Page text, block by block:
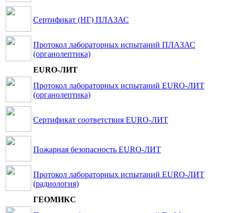
Сертификат (НГ) ПЛАЗАС
Протокол лабораторных испытаний ПЛАЗАС
(органолептика)
EURO-ЛИТ
Протокол лабораторных испытаний EURO-ЛИТ
(органолептика)
Сертификат соответствия EURO-ЛИТ
Пожарная безопасность EURO-ЛИТ
Протокол лабораторных испытаний EURO-ЛИТ
(радиология)
ГЕОМИКС